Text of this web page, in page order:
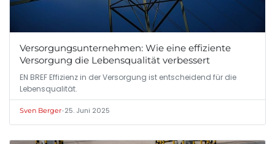
Versorgungsunternehmen: Wie eine effiziente
Versorgung die Lebensqualität verbessert
EN BREF Effizienz in der Versorgung ist entscheidend für die
Lebensqualität.
Sven Berger•25. Juni 2025